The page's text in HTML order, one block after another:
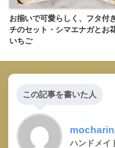
お揃いで可愛らしく、フタ付
チのセット・シマエナガとお
いちご
この記事を書いた人
ハンドメイ